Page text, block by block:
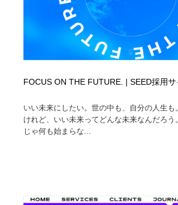
FOCUS ON THE FUTURE. | SEED採用サ
いい未来にしたい。世の中も、自分の人生も
けれど、いい未来ってどんな未来なんだろう
じゃ何も始まらな...